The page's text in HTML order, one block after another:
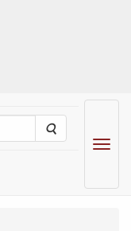
Zoeken
Menu